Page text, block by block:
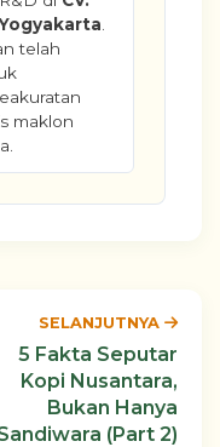
telah
maklon
SELANJUTNYA
5 Fakta Seputar
Kopi Nusantara,
Bukan Hanya
(Part 2)